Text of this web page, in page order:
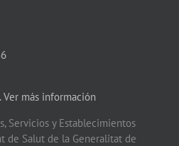
Servicios y Establecimientos
de Salut de la Generalitat de